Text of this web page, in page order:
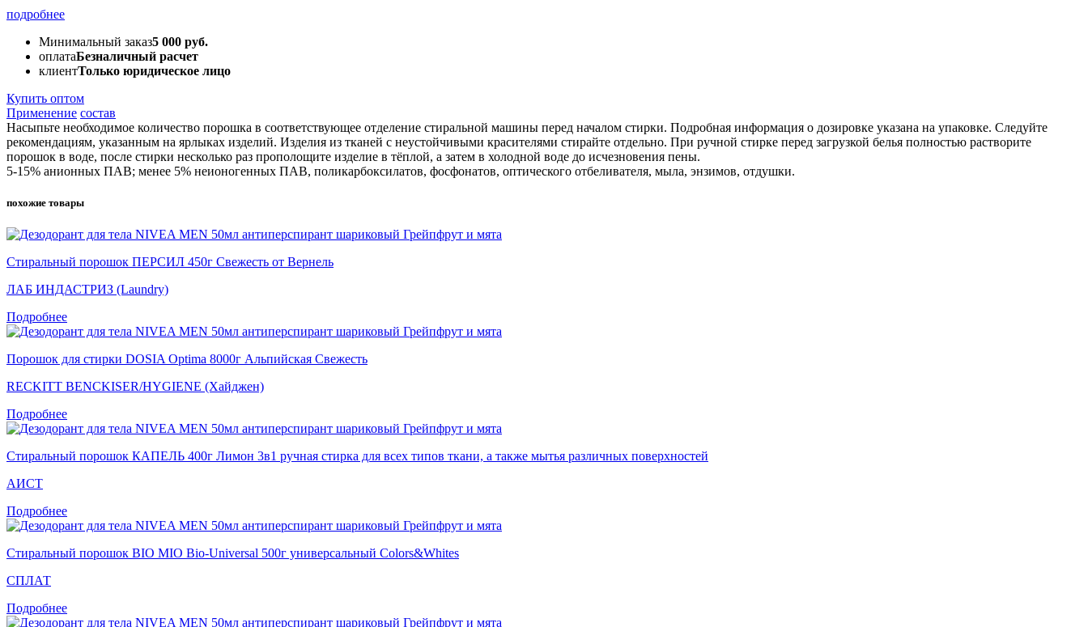
подробнее
Минимальный заказ5 000 руб.
оплатаБезналичный расчет
клиентТолько юридическое лицо
Купить оптом
Применение состав
Насыпьте необходимое количество порошка в соответствующее отделение стиральной машины перед началом стирки. Подробная информация о дозировке указана на упаковке. Следуйте
рекомендациям, указанным на ярлыках изделий. Изделия из тканей с неустойчивыми красителями стирайте отдельно. При ручной стирке перед загрузкой белья полностью растворите
порошок в воде, после стирки несколько раз прополощите изделие в тёплой, а затем в холодной воде до исчезновения пены.
5-15% анионных ПАВ; менее 5% неионогенных ПАВ, поликарбоксилатов, фосфонатов, оптического отбеливателя, мыла, энзимов, отдушки.
похожие товары
Стиральный порошок ПЕРСИЛ 450г Свежесть от Вернель
ЛАБ ИНДАСТРИЗ (Laundry)
Подробнее
Порошок для стирки DOSIA Optima 8000г Альпийская Свежесть
RECKITT BENCKISER/HYGIENE (Хайджен)
Подробнее
Стиральный порошок КАПЕЛЬ 400г Лимон 3в1 ручная стирка для всех типов ткани, а также мытья различных поверхностей
АИСТ
Подробнее
Стиральный порошок BIO MIO Bio-Universal 500г универсальный Colors&Whites
СПЛАТ
Подробнее